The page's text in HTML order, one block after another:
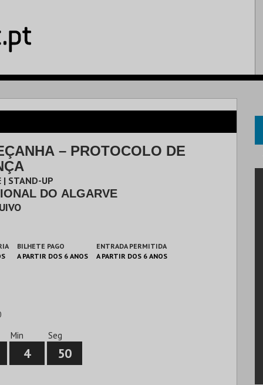
– PROTOCOLO DE
| STAND-UP
DO ALGARVE
BILHETE PAGO
A PARTIR DOS 6 ANOS
ENTRADA PERMITIDA
A PARTIR DOS 6 ANOS
Min
4
Seg
49